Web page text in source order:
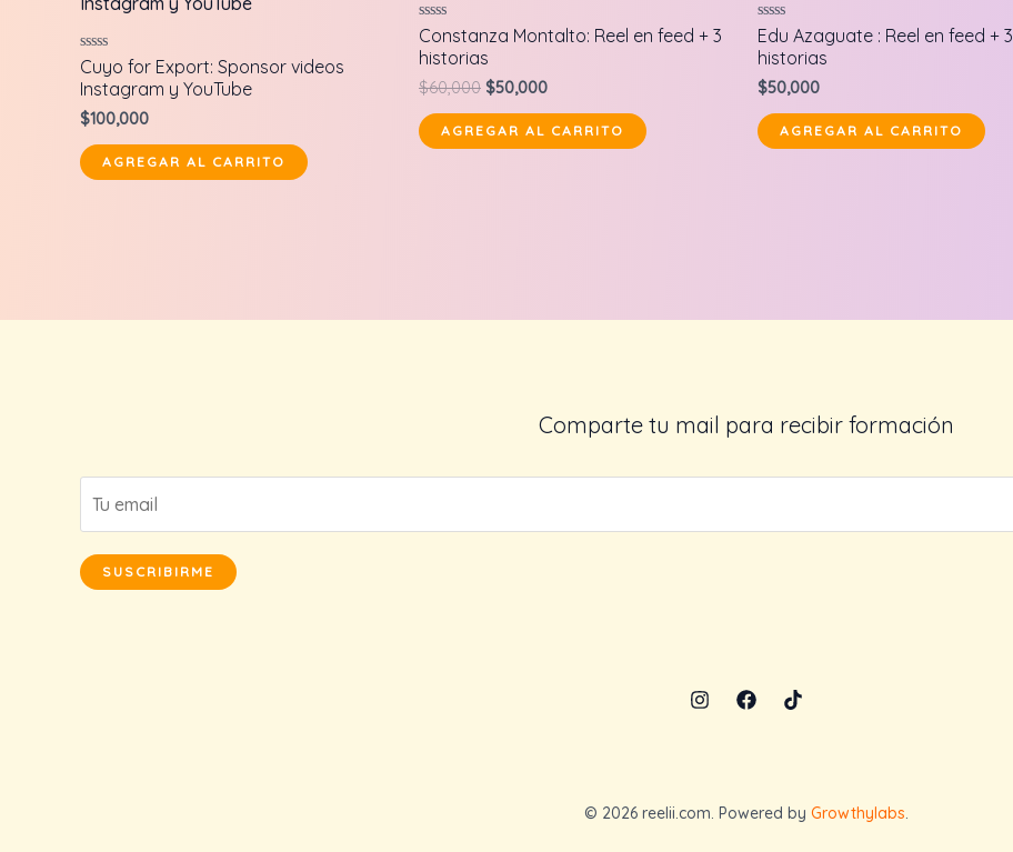
Valorado
en
0
de
5
Cuyo for Export: Sponsor videos
Instagram y YouTube
$100,000
AGREGAR AL CARRITO
Valorado
en
0
de
5
Constanza Montalto: Reel en feed + 3
historias
$60,000 Original
was:
$60,000.
$50,000Current
is:
$50,000.
AGREGAR AL CARRITO
Valorado
en
0
de
5
Edu Azaguate : Reel en feed + 3
historias
$50,000
AGREGAR AL CARRITO
Comparte tu mail para recibir formación
SUSCRIBIRME
© 2026 reelii.com. Powered by Growthylabs.